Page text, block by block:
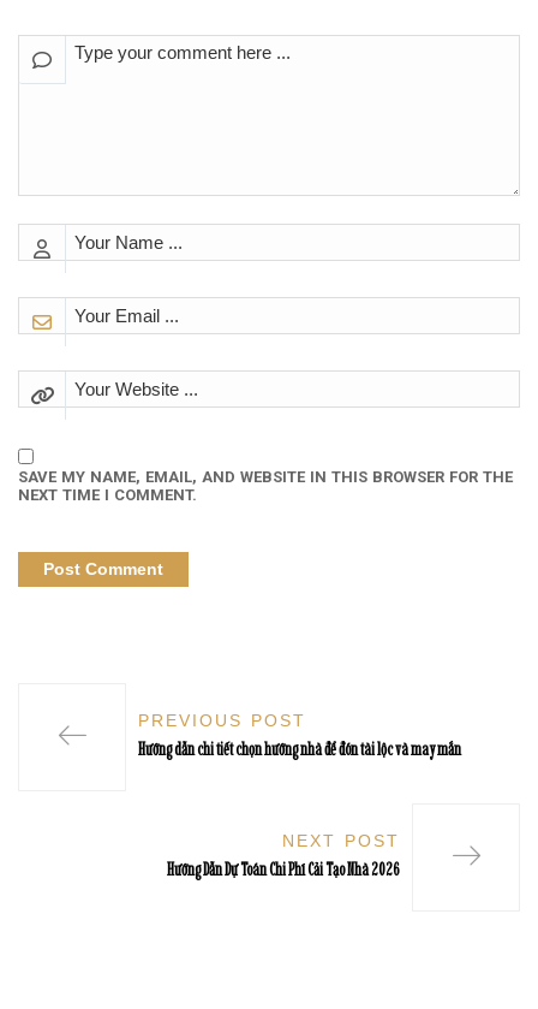
SAVE MY NAME, EMAIL, AND WEBSITE IN THIS BROWSER FOR THE
NEXT TIME I COMMENT.
PREVIOUS POST
Hướng dẫn chi tiết chọn hướng nhà để đón tài lộc và may mắn
NEXT POST
Hướng Dẫn Dự Toán Chi Phí Cải Tạo Nhà 2026